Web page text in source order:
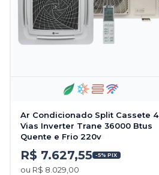
Ar Condicionado Split Cassete 4
Vias Inverter Trane 36000 Btus
Quente e Frio 220v
R$ 7.627,55 -5% PIX
ou R$ 8.029,00